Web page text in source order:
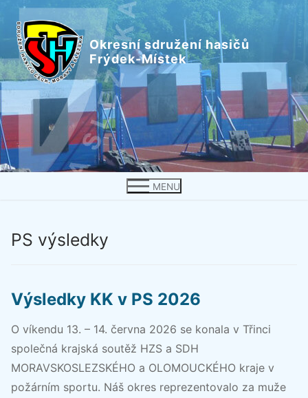
Přeskočit
obsah
Okresní sdružení hasičů
Frýdek-Místek
MENU
PS výsledky
Výsledky KK v PS 2026
O víkendu 13. – 14. června 2026 se konala v Třinci
společná krajská soutěž HZS a SDH
MORAVSKOSLEZSKÉHO a OLOMOUCKÉHO kraje v
požárním sportu. Náš okres reprezentovalo za muže